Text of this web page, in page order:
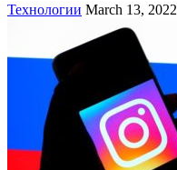
Технологии March 13, 2022